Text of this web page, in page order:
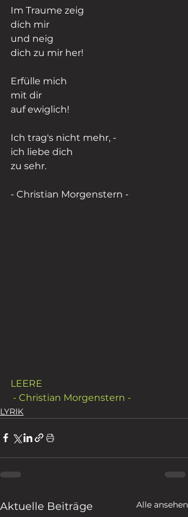
Im Traume zeig
dich mir
und neig
dich zu mir her!
Erfülle mich
mit dir
auf ewiglich!
Ich trag′s nicht mehr, -
ich liebe dich
zu sehr.
- Christian Morgenstern -
LEERE
- Christian Morgenstern -
LYRIK
Aktuelle Beiträge Alle ansehen